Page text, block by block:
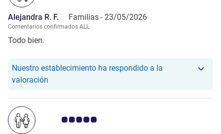
Alejandra R. F. Familias - 23/05/2026
Comentarios confirmados ALL
Todo bien.
Nuestro establecimiento ha respondido a la
valoración
Nota de clientes de Avis 5.0/5